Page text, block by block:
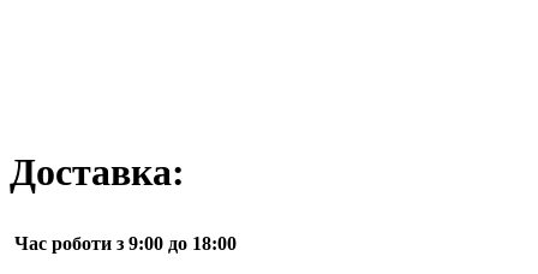
Доставка:
Час роботи з 9:00 до 18:00